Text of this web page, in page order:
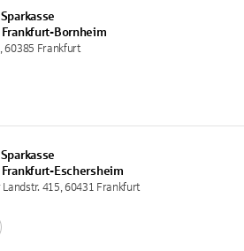
Frankfurt-Bornheim
60385 Frankfurt
Frankfurt-Eschersheim
415, 60431 Frankfurt